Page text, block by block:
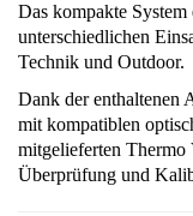
Das kompakte
unterschiedlichen
Technik und Outdoor.
Dank der enthaltenen
mit kompatiblen
mitgelieferten Thermo
Überprüfung und